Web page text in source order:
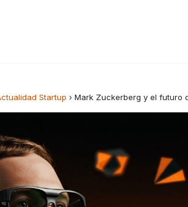
Startup › Mark Zuckerberg y el futuro